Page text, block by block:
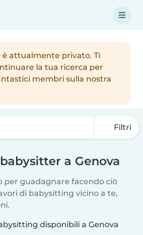
è attualmente privato. Ti
la tua ricerca per
membri sulla nostra
Filtri
a Genova
per guadagnare facendo ciò
di babysitting vicino a te,
disponibili a Genova